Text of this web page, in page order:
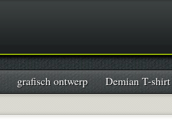
grafisch ontwerp Demian T-